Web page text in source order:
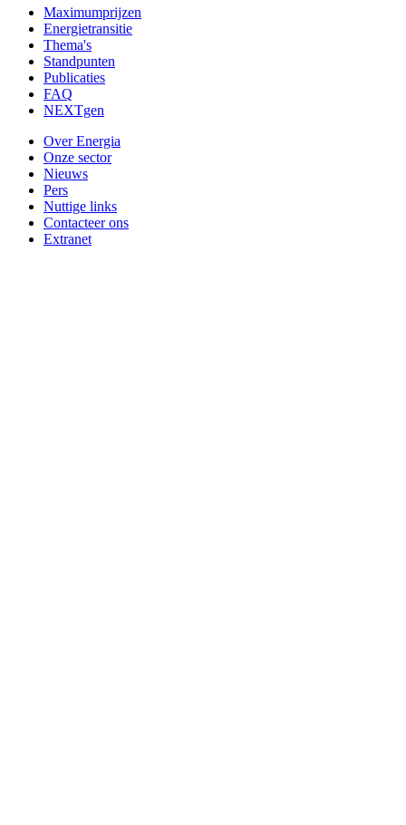
Maximumprijzen
Energietransitie
Thema's
Standpunten
Publicaties
FAQ
NEXTgen
Over Energia
Onze sector
Nieuws
Pers
Nuttige links
Contacteer ons
Extranet